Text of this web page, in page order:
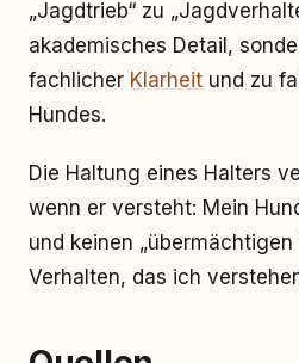
„Jagdtrieb“ zu
akademisches Detail,
fachlicher Klarheit und zu
Hundes.
Die Haltung eines Halters
wenn er versteht: Mein
und keinen „übermächtigen
Verhalten, das ich